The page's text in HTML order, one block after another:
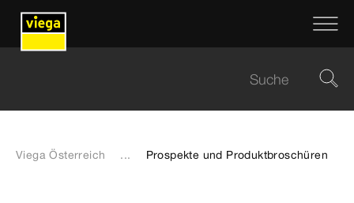
Viega Österreich ... Prospekte und Produktbroschüren